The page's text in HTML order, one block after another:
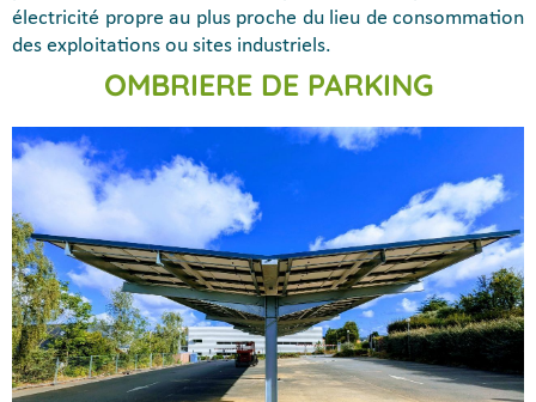
électricité propre au plus proche du lieu de consommation
des exploitations ou sites industriels.
OMBRIERE DE PARKING